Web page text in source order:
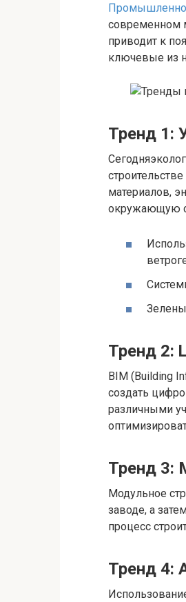
современном
приводит к
ключевые из
Тренд 1:
материалов,
окружающую
Тренд 2:
BIM (Building
создать
различными
Тренд 3:
Модульное
заводе, а
процесс
Тренд 4: